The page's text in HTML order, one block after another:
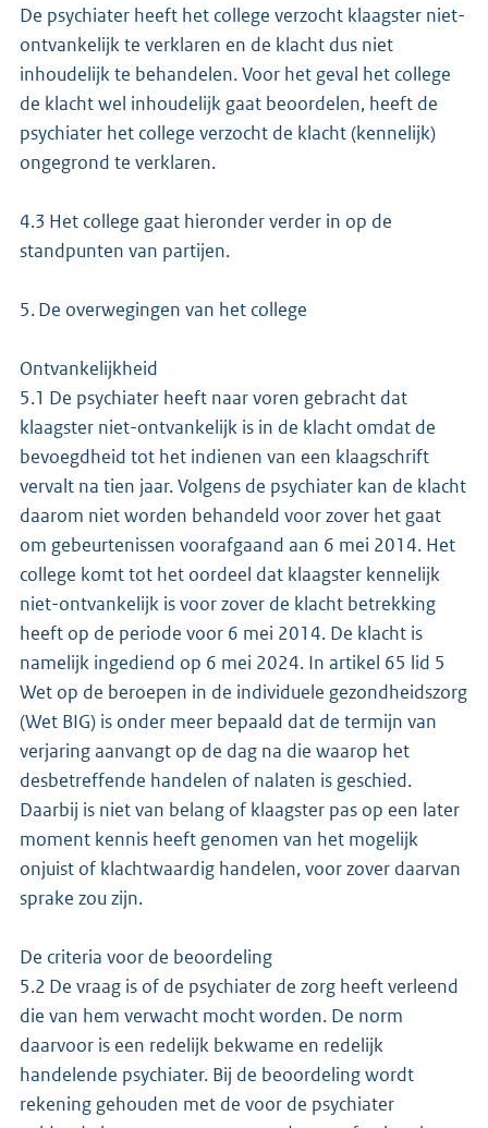
De psychiater heeft het college verzocht klaagster niet-
ontvankelijk te verklaren en de klacht dus niet
inhoudelijk te behandelen. Voor het geval het college
de klacht wel inhoudelijk gaat beoordelen, heeft de
psychiater het college verzocht de klacht (kennelijk)
ongegrond te verklaren.
4.3 Het college gaat hieronder verder in op de
standpunten van partijen.
5. De overwegingen van het college
Ontvankelijkheid
5.1 De psychiater heeft naar voren gebracht dat
klaagster niet-ontvankelijk is in de klacht omdat de
bevoegdheid tot het indienen van een klaagschrift
vervalt na tien jaar. Volgens de psychiater kan de klacht
daarom niet worden behandeld voor zover het gaat
om gebeurtenissen voorafgaand aan 6 mei 2014. Het
college komt tot het oordeel dat klaagster kennelijk
niet-ontvankelijk is voor zover de klacht betrekking
heeft op de periode voor 6 mei 2014. De klacht is
namelijk ingediend op 6 mei 2024. In artikel 65 lid 5
Wet op de beroepen in de individuele gezondheidszorg
(Wet BIG) is onder meer bepaald dat de termijn van
verjaring aanvangt op de dag na die waarop het
desbetreffende handelen of nalaten is geschied.
Daarbij is niet van belang of klaagster pas op een later
moment kennis heeft genomen van het mogelijk
onjuist of klachtwaardig handelen, voor zover daarvan
sprake zou zijn.
De criteria voor de beoordeling
5.2 De vraag is of de psychiater de zorg heeft verleend
die van hem verwacht mocht worden. De norm
daarvoor is een redelijk bekwame en redelijk
handelende psychiater. Bij de beoordeling wordt
rekening gehouden met de voor de psychiater